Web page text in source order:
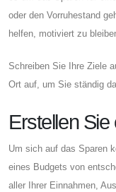
oder den Vorruhestand
helfen, motiviert zu
Schreiben Sie Ihre Ziele
Ort auf, um Sie ständig
Erstellen
Um sich auf das Sparen
eines Budgets von
aller Ihrer Einnahmen,